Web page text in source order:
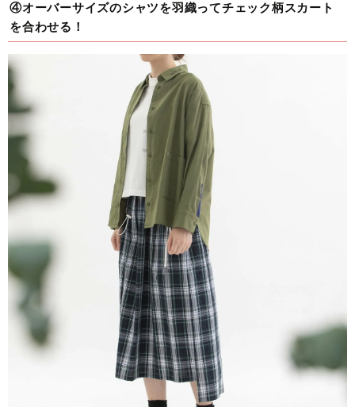
④オーバーサイズのシャツを羽織ってチェック柄スカート
を合わせる！